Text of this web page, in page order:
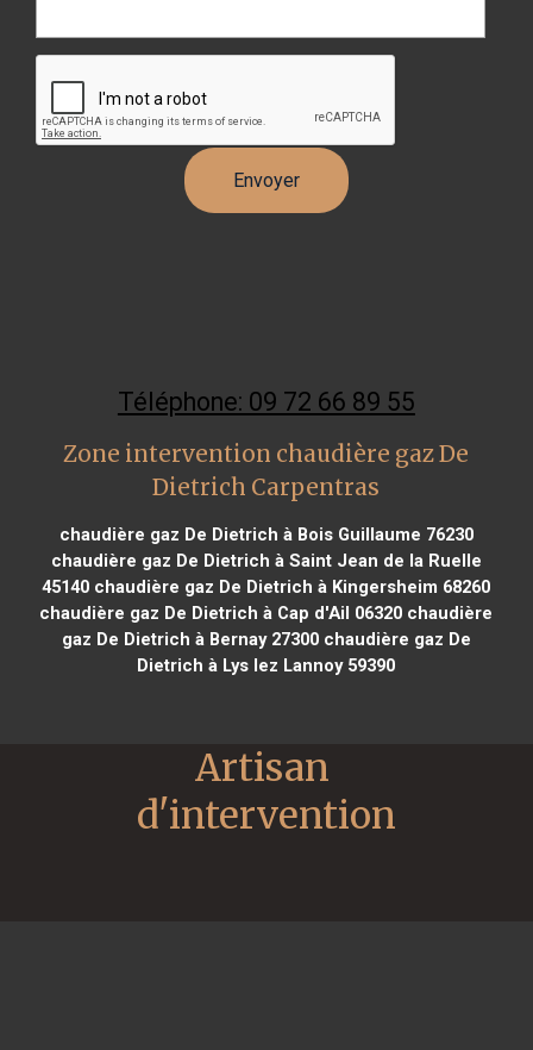
Téléphone: 09 72 66 89 55
Zone intervention chaudière gaz De
Dietrich Carpentras
chaudière gaz De Dietrich à Bois Guillaume 76230
chaudière gaz De Dietrich à Saint Jean de la Ruelle
45140 chaudière gaz De Dietrich à Kingersheim 68260
chaudière gaz De Dietrich à Cap d'Ail 06320 chaudière
gaz De Dietrich à Bernay 27300chaudière gaz De
Dietrich à Lys lez Lannoy 59390
Artisan
d'intervention